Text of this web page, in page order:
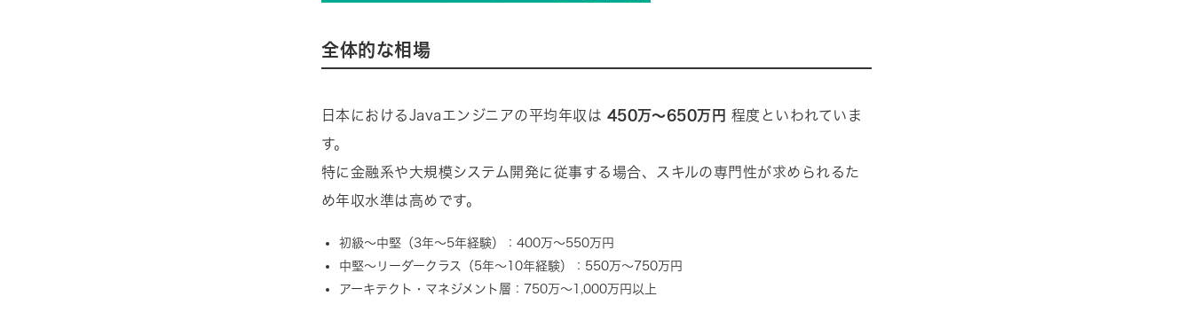
全体的な相場
日本におけるJavaエンジニアの平均年収は 450万〜650万円 程度といわれていま
す。
特に金融系や大規模システム開発に従事する場合、スキルの専門性が求められるた
め年収水準は高めです。
初級〜中堅（3年〜5年経験）：400万〜550万円
中堅〜リーダークラス（5年〜10年経験）：550万〜750万円
アーキテクト・マネジメント層：750万〜1,000万円以上